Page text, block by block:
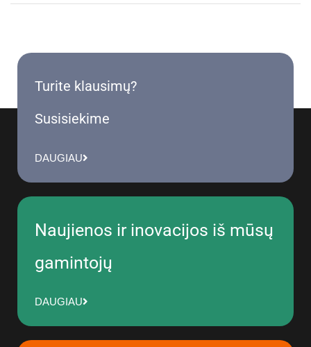
Turite klausimų?
Susisiekime
DAUGIAU
Naujienos ir inovacijos iš mūsų
gamintojų
DAUGIAU